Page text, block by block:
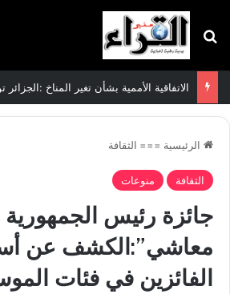
بحث عن
الرئيسية === الثقافة
الثقافة منوعات
جائزة رئيس
معاشي”:الكشف عن
الفائزين في فئات